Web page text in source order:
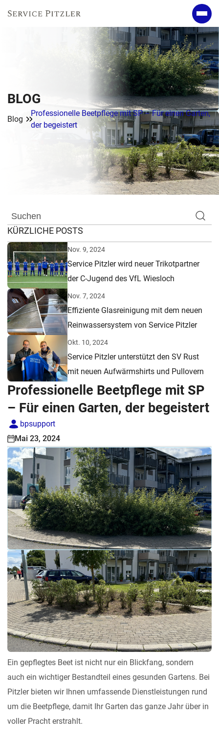
BLOG
Blog
Professionelle Beetpflege mit SP – Für einen Garten,
der begeistert
Professionelle Beetpflege mit SP
– Für einen Garten, der begeistert
bpsupport
Mai 23, 2024
Ein gepflegtes Beet ist nicht nur ein Blickfang, sondern
auch ein wichtiger Bestandteil eines gesunden Gartens. Bei
Pitzler bieten wir Ihnen umfassende Dienstleistungen rund
um die Beetpflege, damit Ihr Garten das ganze Jahr über in
voller Pracht erstrahlt.
KÜRZLICHE POSTS
Nov. 9, 2024
Service Pitzler wird neuer Trikotpartner
der C-Jugend des VfL Wiesloch
Nov. 7, 2024
Effiziente Glasreinigung mit dem neuen
Reinwassersystem von Service Pitzler
Okt. 10, 2024
Service Pitzler unterstützt den SV Rust
mit neuen Aufwärmshirts und Pullovern